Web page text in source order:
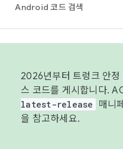
Android 코드 검색
2026년부터 트렁크 안
스 코드를 게시합니다.
latest-release
매니
을 참고하세요.